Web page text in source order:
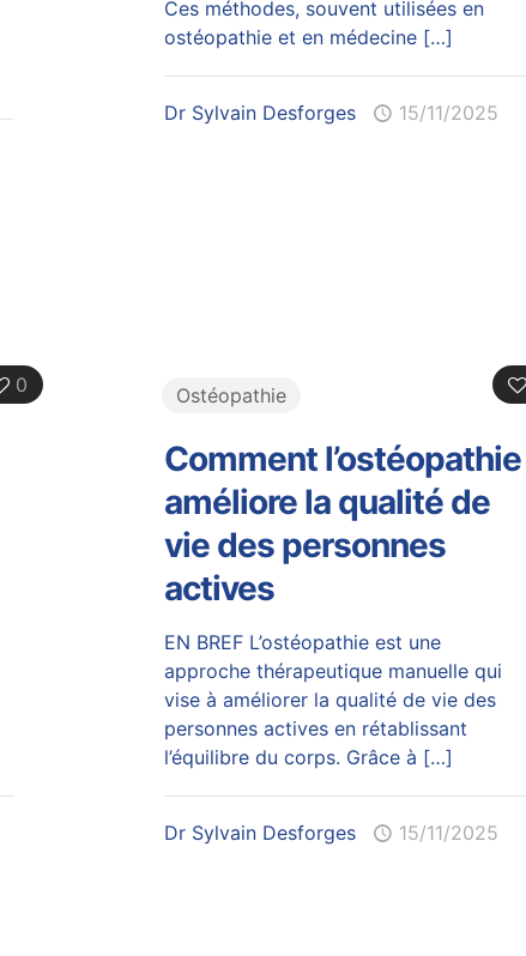
Ces méthodes, souvent utilisées en
ostéopathie et en médecine[…]
Dr Sylvain Desforges 15/11/2025
0 Ostéopathie
Comment l’ostéopathie
améliore la qualité de
vie des personnes
actives
EN BREF L’ostéopathie est une
approche thérapeutique manuelle qui
vise à améliorer la qualité de vie des
personnes actives en rétablissant
l’équilibre du corps. Grâce à […]
Dr Sylvain Desforges 15/11/2025